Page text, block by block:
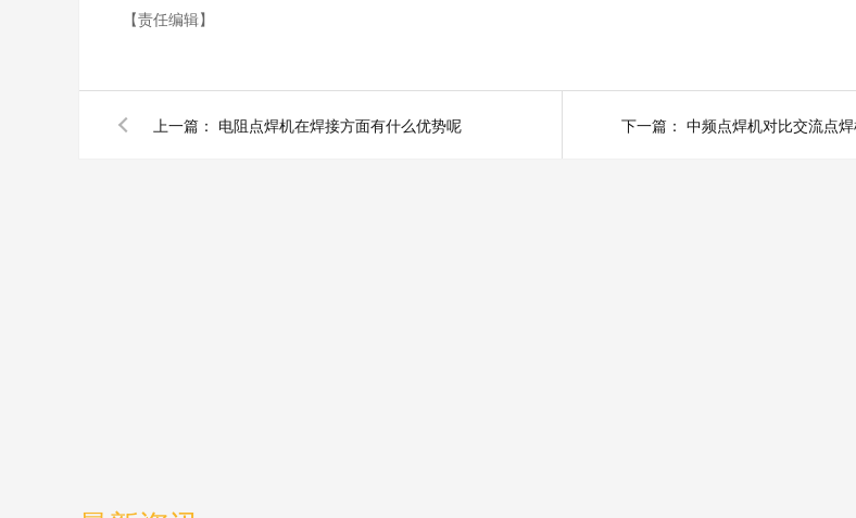
【责任编辑】
上一篇： 电阻点焊机在焊接方面有什么优势呢 下一篇： 中频点焊机对比交流点